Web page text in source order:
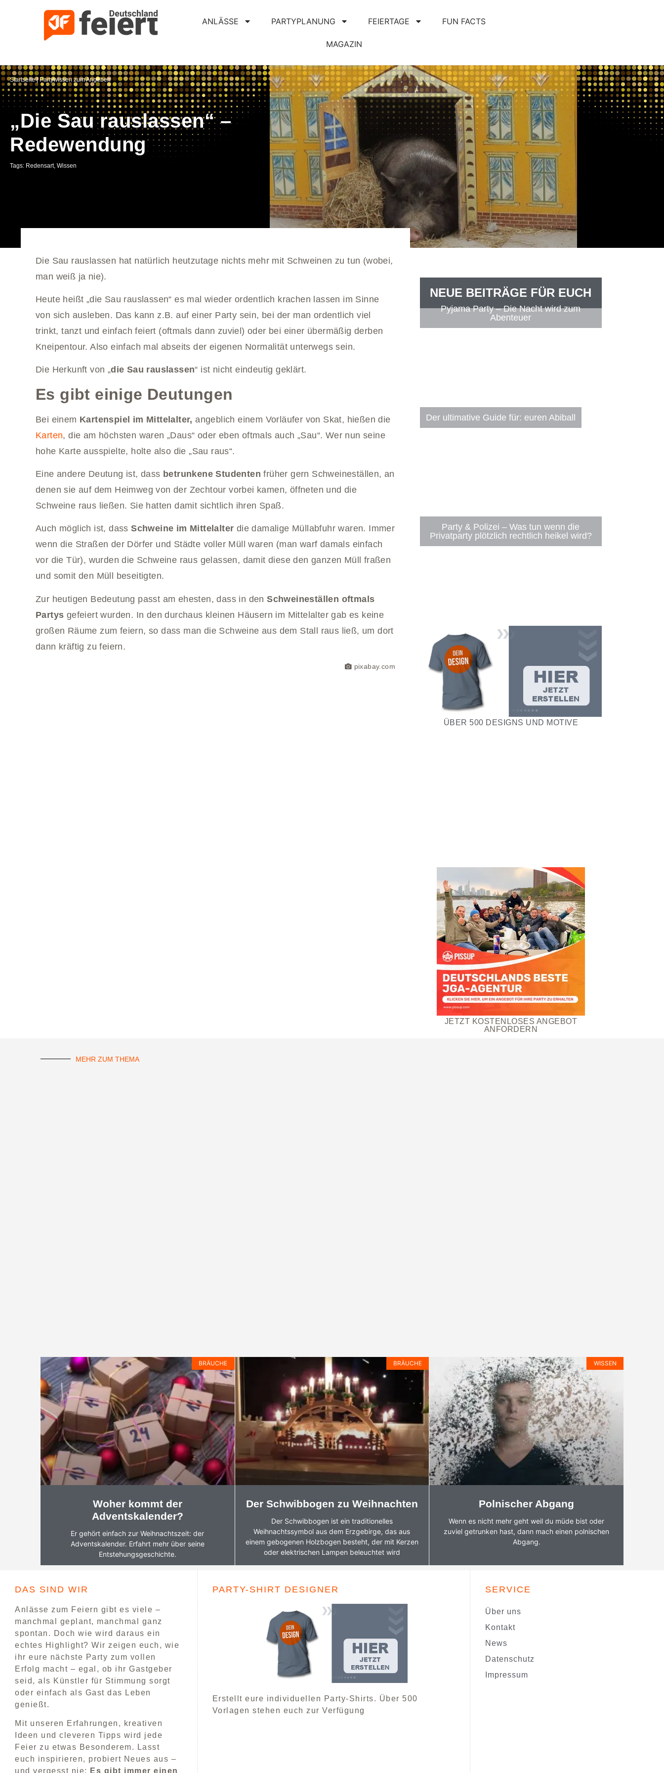
ANLÄSSE PARTYPLANUNG FEIERTAGE FUN FACTS
MAGAZIN
Startseite| Partywissen zum Angeben
„Die Sau rauslassen“ –
Redewendung
Tags: Redensart, Wissen
Die Sau rauslassen hat natürlich heutzutage nichts mehr mit Schweinen zu tun (wobei,
man weiß ja nie).
Heute heißt „die Sau rauslassen“ es mal wieder ordentlich krachen lassen im Sinne
von sich ausleben. Das kann z.B. auf einer Party sein, bei der man ordentlich viel
trinkt, tanzt und einfach feiert (oftmals dann zuviel) oder bei einer übermäßig derben
Kneipentour. Also einfach mal abseits der eigenen Normalität unterwegs sein.
Die Herkunft von „die Sau rauslassen“ ist nicht eindeutig geklärt.
Es gibt einige Deutungen
Bei einem Kartenspiel im Mittelalter, angeblich einem Vorläufer von Skat, hießen die
Karten, die am höchsten waren „Daus“ oder eben oftmals auch „Sau“. Wer nun seine
hohe Karte ausspielte, holte also die „Sau raus“.
Eine andere Deutung ist, dass betrunkene Studenten früher gern Schweineställen, an
denen sie auf dem Heimweg von der Zechtour vorbei kamen, öffneten und die
Schweine raus ließen. Sie hatten damit sichtlich ihren Spaß.
Auch möglich ist, dassSchweine im Mittelalter die damalige Müllabfuhr waren. Immer
wenn die Straßen der Dörfer und Städte voller Müll waren (man warf damals einfach
vor die Tür), wurden die Schweine raus gelassen, damit diese den ganzen Müll fraßen
und somit den Müll beseitigten.
Zur heutigen Bedeutung passt am ehesten, dass in denSchweineställen oftmals
Partys gefeiert wurden. In den durchaus kleinen Häusern im Mittelalter gab es keine
großen Räume zum feiern, so dass man die Schweine aus dem Stall raus ließ, um dort
dann kräftig zu feiern.
pixabay.com
NEUE BEITRÄGE FÜR EUCH
Pyjama Party – Die Nacht wird zum
Abenteuer
Der ultimative Guide für: euren Abiball
Party & Polizei – Was tun wenn die
Privatparty plötzlich rechtlich heikel wird?
ÜBER 500 DESIGNS UND MOTIVE
JETZT KOSTENLOSES ANGEBOT
ANFORDERN
MEHR ZUM THEMA
BRÄUCHE
Woher kommt der
Adventskalender?
Er gehört einfach zur Weihnachtszeit: der
Adventskalender. Erfahrt mehr über seine
Entstehungsgeschichte.
BRÄUCHE
Der Schwibbogen zu Weihnachten
Der Schwibbogen ist ein traditionelles
Weihnachtssymbol aus dem Erzgebirge, das aus
einem gebogenen Holzbogen besteht, der mit Kerzen
oder elektrischen Lampen beleuchtet wird
WISSEN
Polnischer Abgang
Wenn es nicht mehr geht weil du müde bist oder
zuviel getrunken hast, dann mach einen polnischen
Abgang.
DAS SIND WIR
Anlässe zum Feiern gibt es viele –
manchmal geplant, manchmal ganz
spontan. Doch wie wird daraus ein
echtes Highlight? Wir zeigen euch, wie
ihr eure nächste Party zum vollen
Erfolg macht – egal, ob ihr Gastgeber
seid, als Künstler für Stimmung sorgt
oder einfach als Gast das Leben
genießt.
Mit unseren Erfahrungen, kreativen
Ideen und cleveren Tipps wird jede
Feier zu etwas Besonderem. Lasst
euch inspirieren, probiert Neues aus –
und vergesst nie:
Es gibt immer einen
PARTY-SHIRT DESIGNER
Erstellt eure individuellen Party-Shirts. Über 500
Vorlagen stehen euch zur Verfügung
SERVICE
Über uns
Kontakt
News
Datenschutz
Impressum